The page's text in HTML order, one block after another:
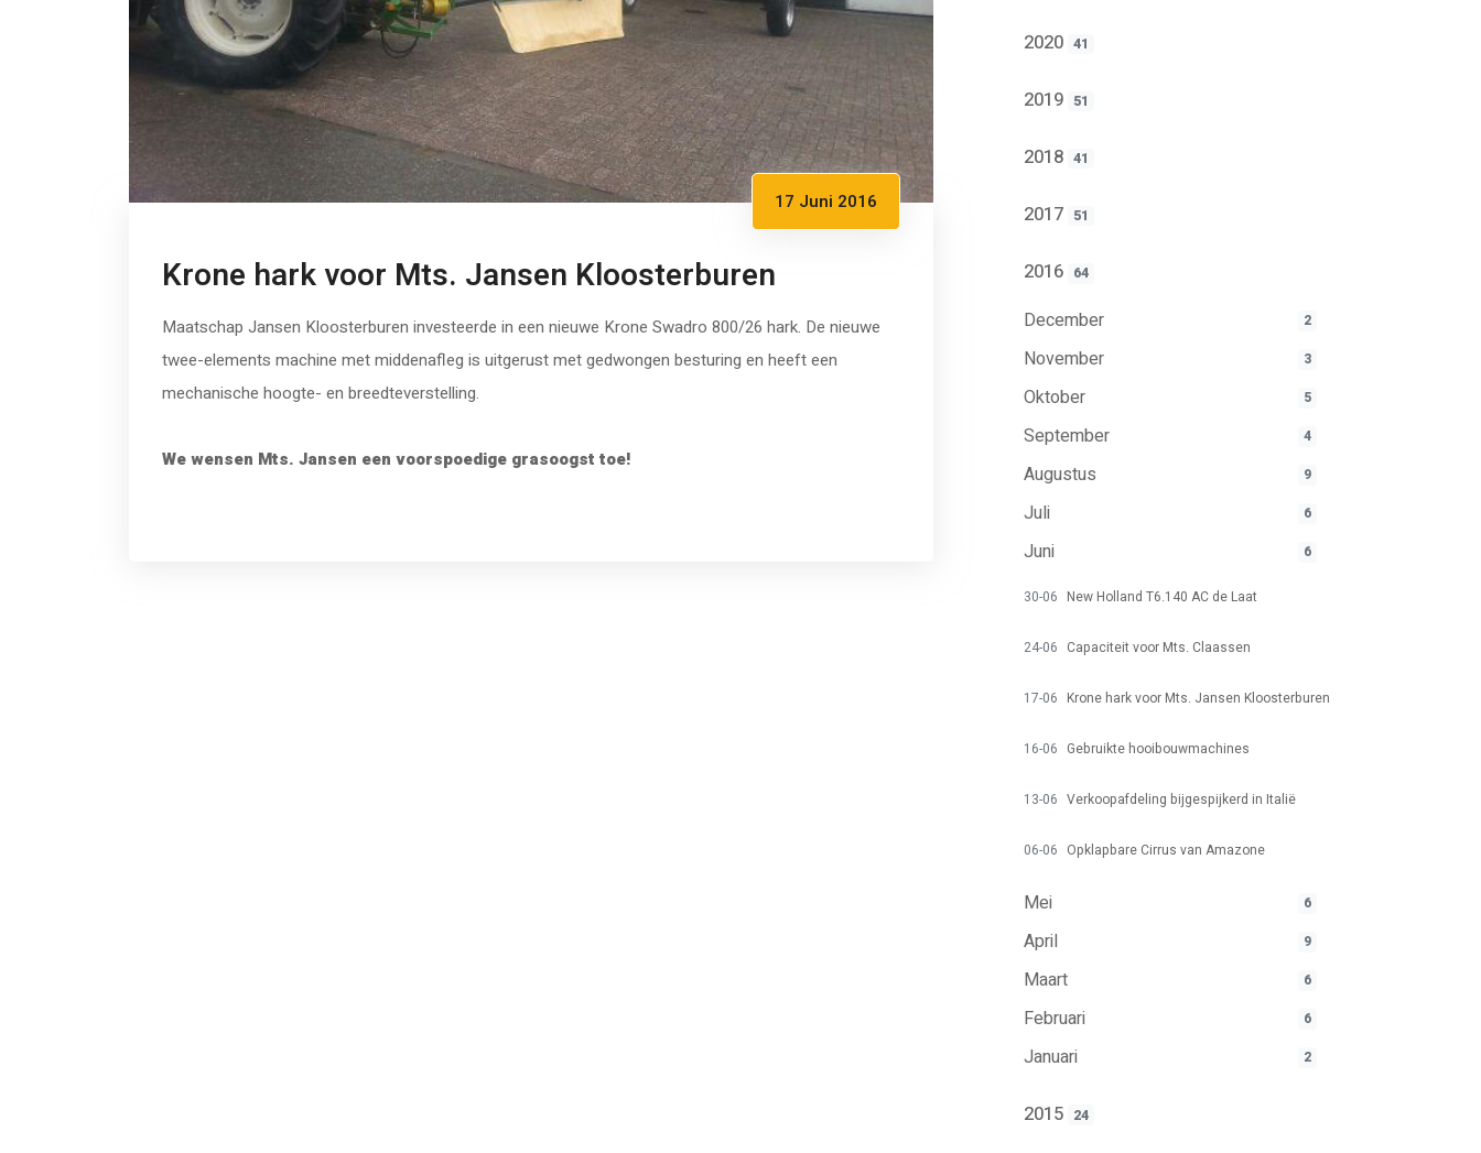
17 Juni 2016
Krone hark voor Mts. Jansen Kloosterburen
Maatschap Jansen Kloosterburen investeerde in een nieuwe Krone Swadro 800/26 hark. De nieuwe
twee-elements machine met middenafleg is uitgerust met gedwongen besturing en heeft een
mechanische hoogte- en breedteverstelling.
We wensen Mts. Jansen een voorspoedige grasoogst toe!
2020 41
2019 51
2018 41
2017 51
2016 64
December 2
November 3
Oktober 5
September 4
Augustus 9
Juli 6
Juni 6
30-06 New Holland T6.140 AC de Laat
24-06 Capaciteit voor Mts. Claassen
17-06 Krone hark voor Mts. Jansen Kloosterburen
16-06 Gebruikte hooibouwmachines
13-06 Verkoopafdeling bijgespijkerd in Italië
06-06 Opklapbare Cirrus van Amazone
Mei 6
April 9
Maart 6
Februari 6
Januari 2
2015 24